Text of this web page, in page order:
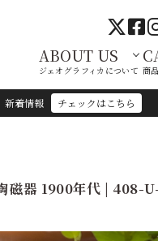
新着情報 チェックはこちら
ABOUT US
ジェオグラフィカについて 商
磁器 1900年代 | 408-